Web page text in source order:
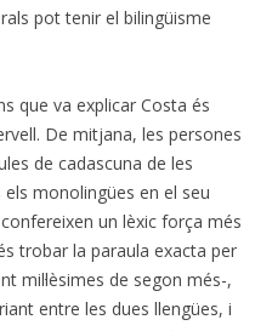
pot tenir el bilingüisme
que va explicar Costa és
De mitjana, les persones
de cadascuna de les
monolingües en el seu
un lèxic força més
trobar la paraula exacta per
mil·lèsimes de segon més-,
entre les dues llengües, i